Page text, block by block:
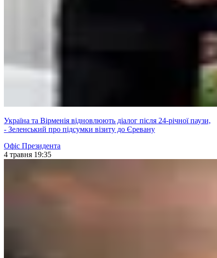
Україна та Вірменія відновлюють діалог після 24-річної паузи,
- Зеленський про підсумки візиту до Єревану
Офіс Президента
4 травня 19:35